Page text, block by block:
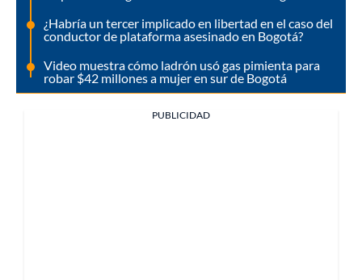
¿Habría un tercer implicado en libertad en el caso del
conductor de plataforma asesinado en Bogotá?
Video muestra cómo ladrón usó gas pimienta para
robar $42 millones a mujer en sur de Bogotá
PUBLICIDAD